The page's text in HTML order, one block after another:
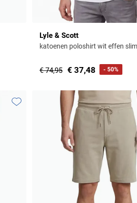
Lyle & Scott
katoenen poloshirt wit effen
€ 74,95 € 37,48 - 50%
Toevoegen aan favorieten